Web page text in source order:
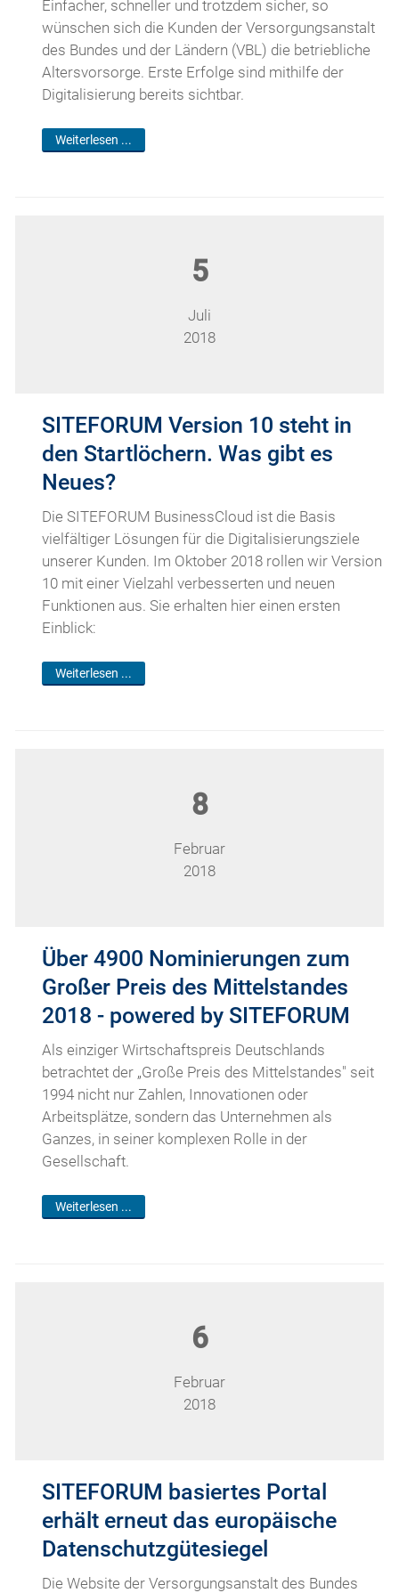
Einfacher, schneller und trotzdem sicher, so
wünschen sich die Kunden der Versorgungsanstalt
des Bundes und der Ländern (VBL) die betriebliche
Altersvorsorge. Erste Erfolge sind mithilfe der
Digitalisierung bereits sichtbar.
Weiterlesen ...
5
Juli
2018
SITEFORUM Version 10 steht in
den Startlöchern. Was gibt es
Neues?
Die SITEFORUM BusinessCloud ist die Basis
vielfältiger Lösungen für die Digitalisierungsziele
unserer Kunden. Im Oktober 2018 rollen wir Version
10 mit einer Vielzahl verbesserten und neuen
Funktionen aus. Sie erhalten hier einen ersten
Einblick:
Weiterlesen ...
8
Februar
2018
Über 4900 Nominierungen zum
Großer Preis des Mittelstandes
2018 - powered by SITEFORUM
Als einziger Wirtschaftspreis Deutschlands
betrachtet der „Große Preis des Mittelstandes" seit
1994 nicht nur Zahlen, Innovationen oder
Arbeitsplätze, sondern das Unternehmen als
Ganzes, in seiner komplexen Rolle in der
Gesellschaft.
Weiterlesen ...
6
Februar
2018
SITEFORUM basiertes Portal
erhält erneut das europäische
Datenschutzgütesiegel
Die Website der Versorgungsanstalt des Bundes